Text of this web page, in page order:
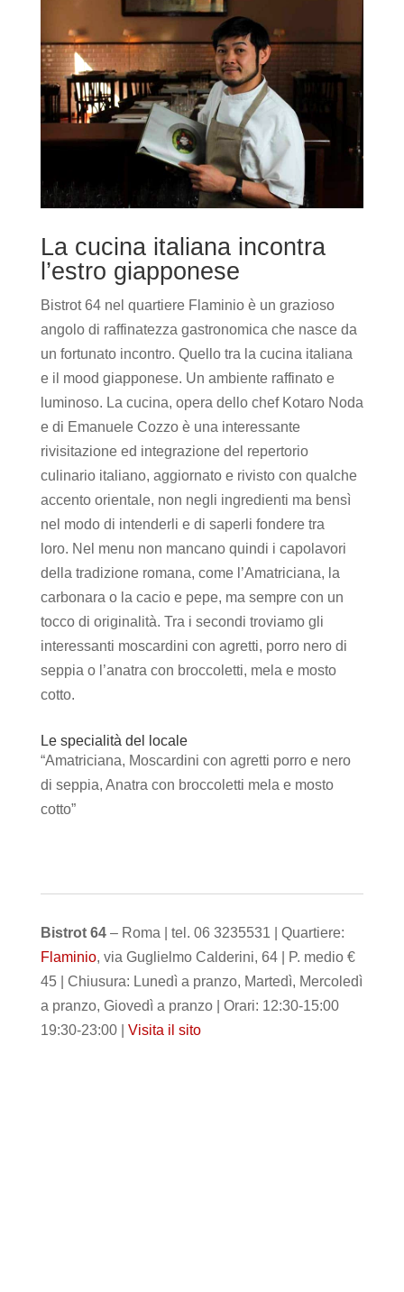
La cucina italiana incontra
l’estro giapponese
Bistrot 64 nel quartiere Flaminio è un grazioso
angolo di raffinatezza gastronomica che nasce da
un fortunato incontro. Quello tra la cucina italiana
e il mood giapponese. Un ambiente raffinato e
luminoso. La cucina, opera dello chef Kotaro Noda
e di Emanuele Cozzo è una interessante
rivisitazione ed integrazione del repertorio
culinario italiano, aggiornato e rivisto con qualche
accento orientale, non negli ingredienti ma bensì
nel modo di intenderli e di saperli fondere tra
loro. Nel menu non mancano quindi i capolavori
della tradizione romana, come l’Amatriciana, la
carbonara o la cacio e pepe, ma sempre con un
tocco di originalità. Tra i secondi troviamo gli
interessanti moscardini con agretti, porro nero di
seppia o l’anatra con broccoletti, mela e mosto
cotto.
Le specialità del locale
“Amatriciana, Moscardini con agretti porro e nero
di seppia, Anatra con broccoletti mela e mosto
cotto”
Bistrot 64– Roma | tel. 06 3235531 | Quartiere:
Flaminio, via Guglielmo Calderini, 64 | P. medio €
45 | Chiusura: Lunedì a pranzo, Martedì, Mercoledì
a pranzo, Giovedì a pranzo | Orari: 12:30-15:00
19:30-23:00 | Visita il sito